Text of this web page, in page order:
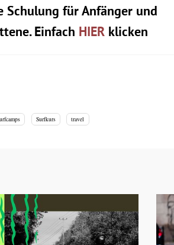
Schulung für Anfänger und
Einfach HIERklicken
Surfkurs travel